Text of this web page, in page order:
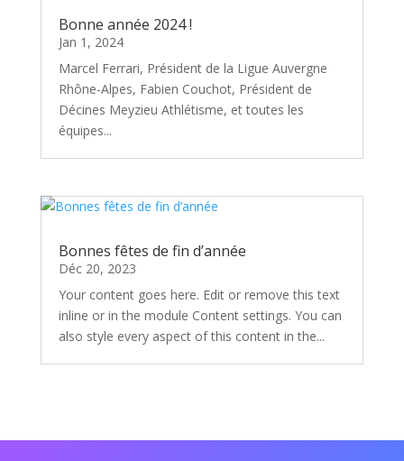
Bonne année 2024 !
Jan 1, 2024
Marcel Ferrari, Président de la Ligue Auvergne
Rhône-Alpes, Fabien Couchot, Président de
Décines Meyzieu Athlétisme, et toutes les
équipes...
Bonnes fêtes de fin d’année
Déc 20, 2023
Your content goes here. Edit or remove this text
inline or in the module Content settings. You can
also style every aspect of this content in the...